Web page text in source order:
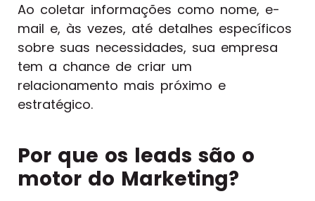
Ao coletar informações como nome, e-
mail e, às vezes, até detalhes específicos
sobre suas necessidades, sua empresa
tem a chance de criar um
relacionamento mais próximo e
estratégico.
Por que os leads são o
motor do Marketing?